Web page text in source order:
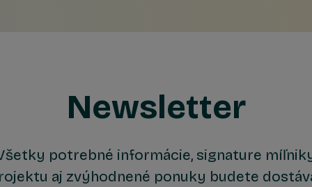
Newsletter
potrebné informácie, signature
aj zvýhodnené ponuky budete